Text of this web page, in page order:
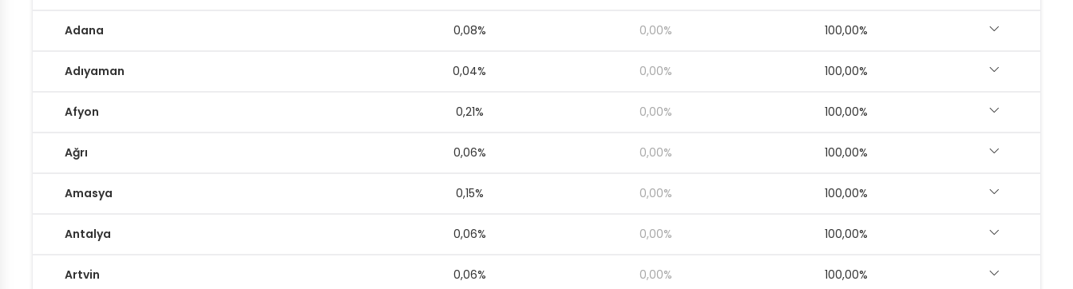
Adana 0,08% 0,00% 100,00%
Adıyaman 0,04% 0,00% 100,00%
Afyon 0,21% 0,00% 100,00%
Ağrı 0,06% 0,00% 100,00%
Amasya 0,15% 0,00% 100,00%
Antalya 0,06% 0,00% 100,00%
Artvin 0,06% 0,00% 100,00%